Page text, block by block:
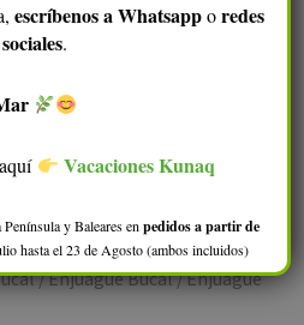
/Enjuague Bucal/ Enjuague
escríbenos a Whatsapporedes
sociales.
Vacaciones Kunaq
y Baleares enpedidos a partir de
hasta el 23 de Agosto (ambos incluidos)